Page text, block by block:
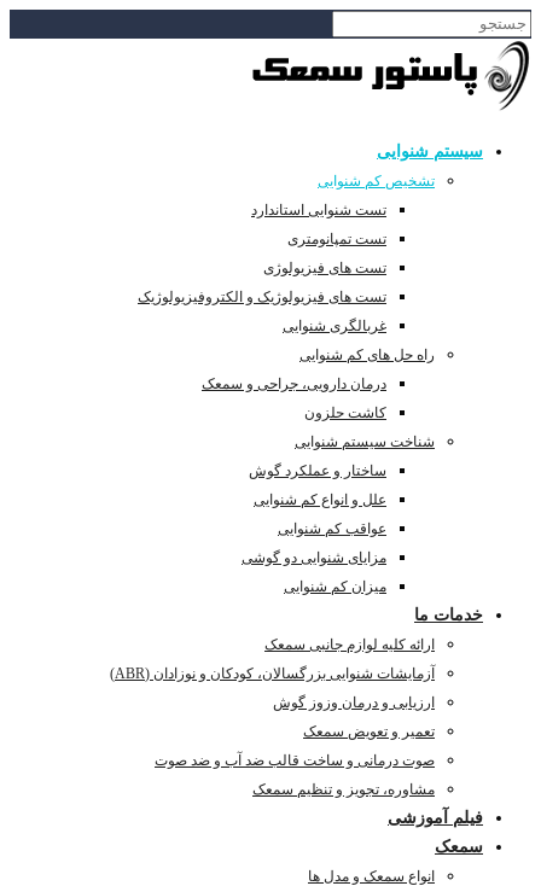
سیستم شنوایی
تشخیص کم شنوایی
تست شنوایی استاندارد
تست تمپانومتری
تست های فیزیولوژی
تست های فیزیولوژیک و الکتروفیزیولوژیک
غربالگری شنوایی
راه حل های کم شنوایی
درمان دارویی، جراحی و سمعک
کاشت حلزون
شناخت سیستم شنوایی
ساختار و عملکرد گوش
علل و انواع کم شنوایی
عواقب کم شنوایی
مزایای شنوایی دو گوشی
میزان کم شنوایی
خدمات ما
ارائه کلیه لوازم جانبی سمعک
آزمایشات شنوایی بزرگسالان، کودکان و نوزادان (ABR)
ارزیابی و درمان وزوز گوش
تعمیر و تعویض سمعک
صوت درمانی و ساخت قالب ضد آب و ضد صوت
مشاوره، تجویز و تنظیم سمعک
فیلم آموزشی
سمعک
انواع سمعک و مدل ها